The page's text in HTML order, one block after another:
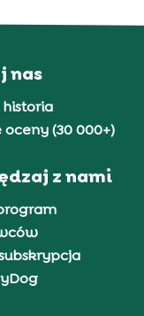
nas
historia
oceny (30 000+)
z nami